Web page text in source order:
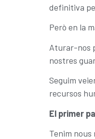
definitiva
Però en la
Aturar-nos
nostres
Seguim
recursos
El primer
Tenim